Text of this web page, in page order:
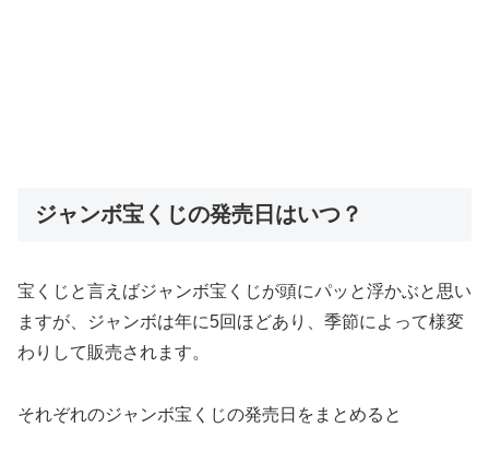
ジャンボ宝くじの発売日はいつ？
宝くじと言えばジャンボ宝くじが頭にパッと浮かぶと思い
ますが、ジャンボは年に5回ほどあり、季節によって様変
わりして販売されます。
それぞれのジャンボ宝くじの発売日をまとめると